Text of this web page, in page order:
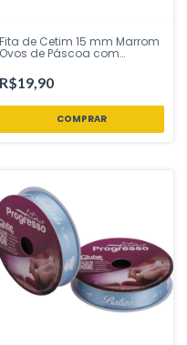
Fita de Cetim 15 mm Marrom
Ovos de Páscoa com
Fitas Progresso - Inspire sua
Festa Loja
R$19,90